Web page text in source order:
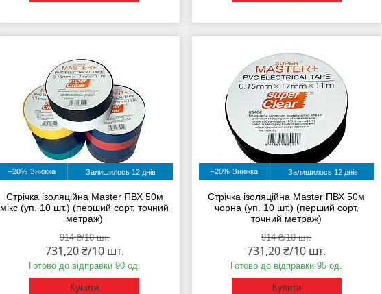
–20% Залишилось 12 днів
Стрічка ізоляційна Master ПВХ 50м
мікс (уп. 10 шт.) (перший сорт, точний
метраж)
914 ₴/10 шт.
731,20 ₴/10 шт.
Готово до відправки 90 од.
Купити
–20% Залишилось 12 днів
Стрічка ізоляційна Master ПВХ 50м
чорна (уп. 10 шт.) (перший сорт,
точний метраж)
914 ₴/10 шт.
731,20 ₴/10 шт.
Готово до відправки 95 од.
Купити